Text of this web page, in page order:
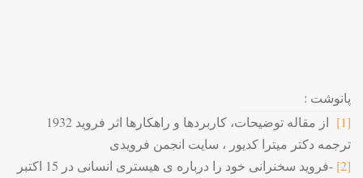
پانوشت :
[1]
از مقاله توضیحات، کاربردها و راهکارها اثر فروید 1932
ترجمه دکتر میترا کدیور ، سایت انجمن فرویدی
[2]
-فروید سخنرانی خود را درباره ی هیستری انسانی در 15 اکتبر